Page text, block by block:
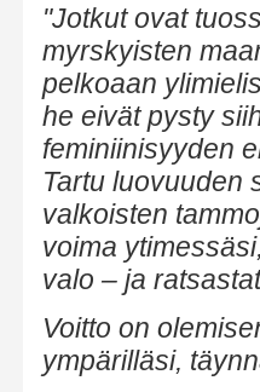
"Jotkut ovat
myrskyisten
pelkoaan
he eivät pysty
feminiinisyyden
Tartu luovuuden
valkoisten
voima
valo – ja
Voitto on
ympärilläsi,